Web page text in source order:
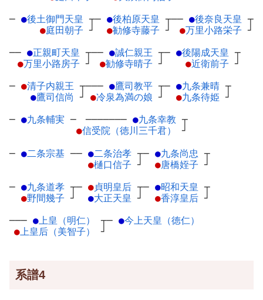
─ ●後土御門天皇 ┬
●庭田朝子 ┘
─ ●後柏原天皇 ┬
●勧修寺藤子 ┘
── ●後奈良天皇 ┬
●万里小路栄子 ┘
── ●正親町天皇 ┬
●万里小路房子 ┘
── ●誠仁親王 ┬
●勧修寺晴子 ┘
─ ●後陽成天皇 ┬
●近衛前子 ┘
─ ●清子内親王 ┬
●鷹司信尚 ┘
─── ●鷹司教平 ┬
●冷泉為満の娘 ┘
─ ●九条兼晴 ┬
●九条待姫 ┘
─ ●九条輔実 ─ ─────── ●九条幸教 ┬
●信受院（徳川三千君） ┘
─ ●二条宗基 ── ●二条治孝 ┬
●樋口信子 ┘
─ ●九条尚忠 ┬
●唐橋姪子 ┘
─ ●九条道孝 ┬
●野間幾子 ┘
─ ●貞明皇后 ┬
●大正天皇 ┘
─ ●昭和天皇 ┬
●香淳皇后 ┘
─── ●上皇（明仁）
┬
●上皇后（美智子） ┘
─ ●今上天皇（徳仁）
系譜4